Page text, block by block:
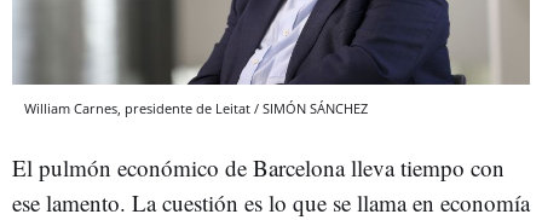
William Carnes, presidente de Leitat / SIMÓN SÁNCHEZ
El pulmón económico de Barcelona lleva tiempo con
ese lamento. La cuestión es lo que se llama en economía